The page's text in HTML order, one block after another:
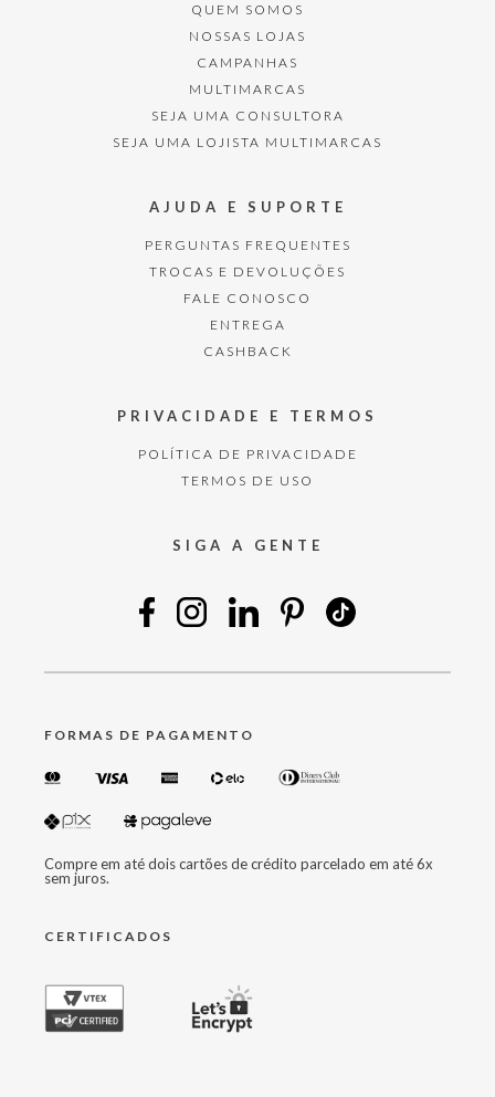
QUEM SOMOS
NOSSAS LOJAS
CAMPANHAS
MULTIMARCAS
SEJA UMA CONSULTORA
SEJA UMA LOJISTA MULTIMARCAS
AJUDA E SUPORTE
PERGUNTAS FREQUENTES
TROCAS E DEVOLUÇÕES
FALE CONOSCO
ENTREGA
CASHBACK
PRIVACIDADE E TERMOS
POLÍTICA DE PRIVACIDADE
TERMOS DE USO
SIGA A GENTE
FORMAS DE PAGAMENTO
Compre em até dois cartões de crédito parcelado em até 6x
sem juros.
CERTIFICADOS